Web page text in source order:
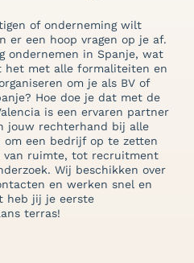
of onderneming wilt
er een hoop vragen op je af.
ondernemen in Spanje, wat
het met alle formaliteiten en
om je als BV of
Hoe doe je dat met de
is een ervaren partner
jouw rechterhand bij alle
om een bedrijf op te zetten
van ruimte, tot recruitment
Wij beschikken over
en werken snel en
heb jij je eerste
terras!